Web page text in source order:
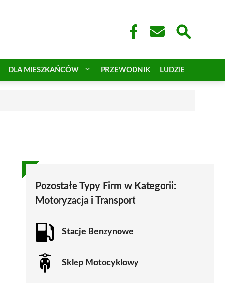
DLA MIESZKAŃCÓW PRZEWODNIK LUDZIE
Pozostałe Typy Firm w Kategorii:
Motoryzacja i Transport
Stacje Benzynowe
Sklep Motocyklowy